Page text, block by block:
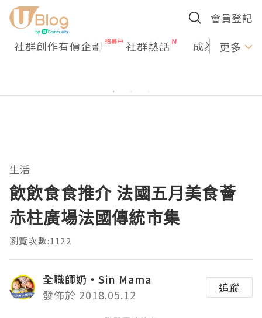
會員登記
社群創作有價企劃 社群熱話 成為U更多
生活
飲飲食食推介 法國五月美食薈
赤柱廣場法國傳統市集
瀏覽次數:1122
全職師奶‧Sin Mama
發佈於 2018.05.12
追蹤